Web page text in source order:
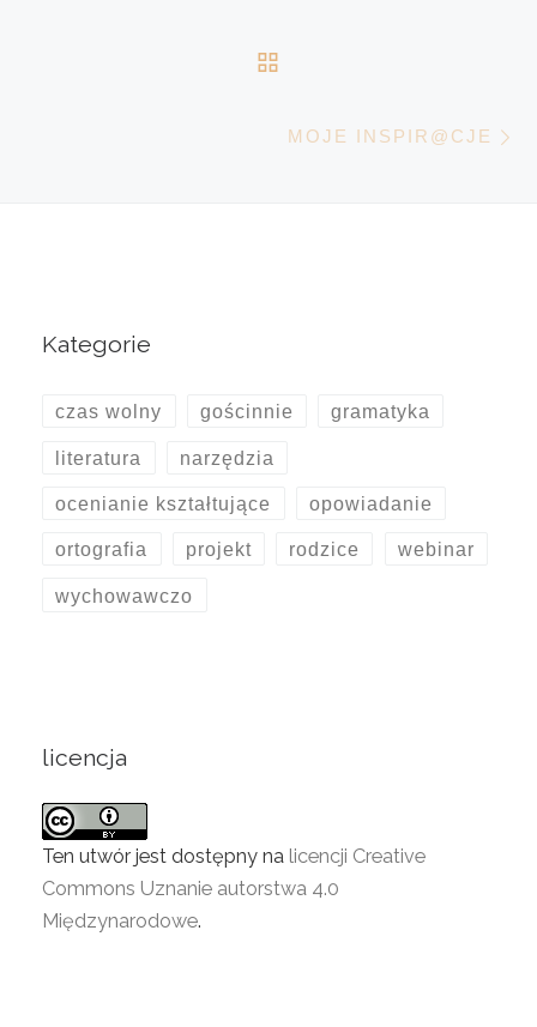
MOJE INSPIR@CJE
Kategorie
czas wolny gościnnie gramatyka
literatura narzędzia
ocenianie kształtujące opowiadanie
ortografia projekt rodzice webinar
wychowawczo
licencja
Ten utwór jest dostępny na licencji Creative
Commons Uznanie autorstwa 4.0
Międzynarodowe.